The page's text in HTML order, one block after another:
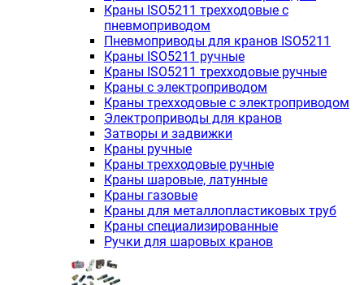
Краны ISO5211 трехходовые с
пневмоприводом
Пневмоприводы для кранов ISO5211
Краны ISO5211 ручные
Краны ISO5211 трехходовые ручные
Краны с электроприводом
Краны трехходовые с электроприводом
Электроприводы для кранов
Затворы и задвижки
Краны ручные
Краны трехходовые ручные
Краны шаровые, латунные
Краны газовые
Краны для металлопластиковых труб
Краны специализированные
Ручки для шаровых кранов